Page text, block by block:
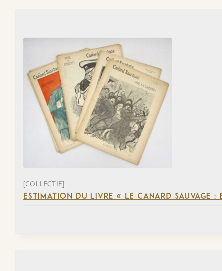
[COLLECTIF]
ESTIMATION DU LIVRE « LE CANARD SAUVAGE :